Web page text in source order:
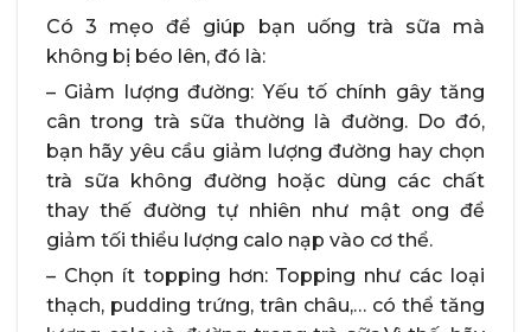
Có 3 mẹo để giúp bạn uống trà sữa mà
không bị béo lên, đó là:
– Giảm lượng đường: Yếu tố chính gây tăng
cân trong trà sữa thường là đường. Do đó,
bạn hãy yêu cầu giảm lượng đường hay chọn
trà sữa không đường hoặc dùng các chất
thay thế đường tự nhiên như mật ong để
giảm tối thiểu lượng calo nạp vào cơ thể.
– Chọn ít topping hơn: Topping như các loại
thạch, pudding trứng, trân châu,… có thể tăng